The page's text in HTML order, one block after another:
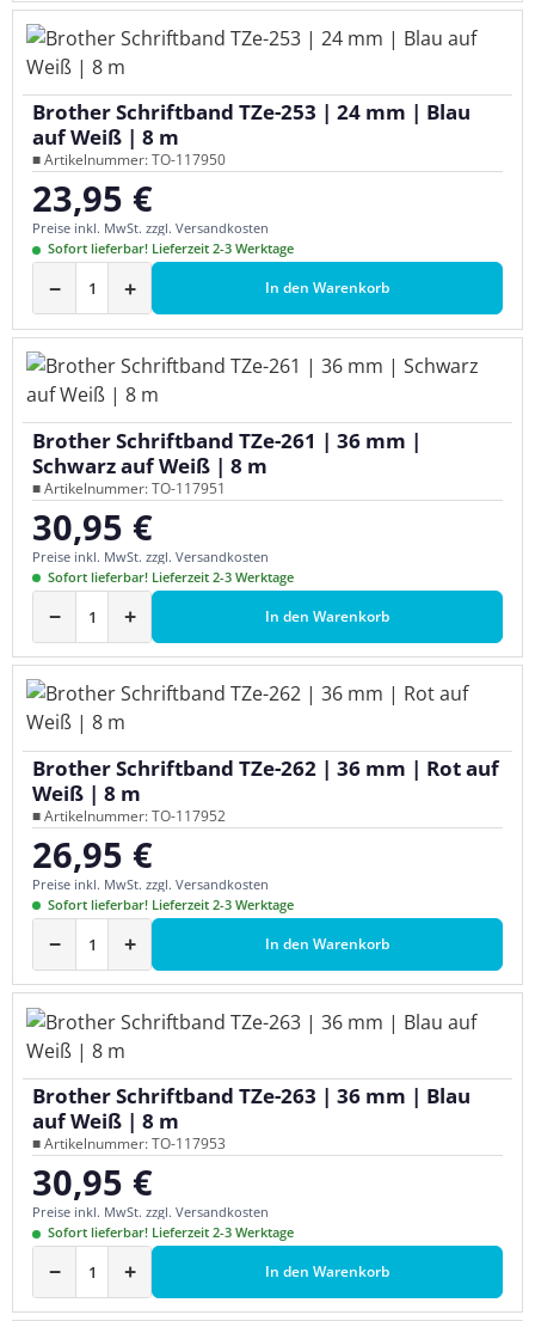
Brother Schriftband TZe-253 | 24 mm | Blau
auf Weiß | 8 m
■ Artikelnummer: TO-117950
Regulärer Preis:
23,95 €
Preise inkl. MwSt. zzgl. Versandkosten
Sofort lieferbar! Lieferzeit 2-3 Werktage
− + In den Warenkorb
Brother Schriftband TZe-261 | 36 mm |
Schwarz auf Weiß | 8 m
■ Artikelnummer: TO-117951
Regulärer Preis:
30,95 €
Preise inkl. MwSt. zzgl. Versandkosten
Sofort lieferbar! Lieferzeit 2-3 Werktage
− + In den Warenkorb
Brother Schriftband TZe-262 | 36 mm | Rot auf
Weiß | 8 m
■ Artikelnummer: TO-117952
Regulärer Preis:
26,95 €
Preise inkl. MwSt. zzgl. Versandkosten
Sofort lieferbar! Lieferzeit 2-3 Werktage
− + In den Warenkorb
Brother Schriftband TZe-263 | 36 mm | Blau
auf Weiß | 8 m
■ Artikelnummer: TO-117953
Regulärer Preis:
30,95 €
Preise inkl. MwSt. zzgl. Versandkosten
Sofort lieferbar! Lieferzeit 2-3 Werktage
− + In den Warenkorb